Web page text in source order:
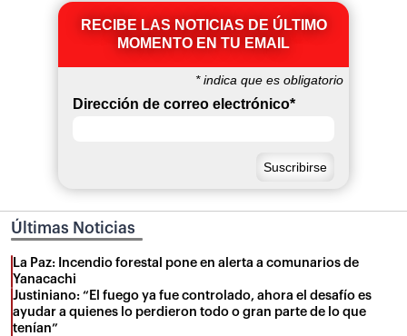
RECIBE LAS NOTICIAS DE ÚLTIMO
MOMENTO EN TU EMAIL
*indica que es obligatorio
Dirección de correo electrónico*
Últimas Noticias
La Paz: Incendio forestal pone en alerta a comunarios de
Yanacachi
Justiniano: “El fuego ya fue controlado, ahora el desafío es
ayudar a quienes lo perdieron todo o gran parte de lo que
tenían”